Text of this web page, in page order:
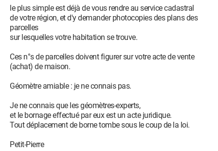
le plus simple est déjà de vous rendre au service cadastral
de votre région, et d'y demander photocopies des plans des
parcelles
sur lesquelles votre habitation se trouve.
Ces n°s de parcelles doivent figurer sur votre acte de vente
(achat) de maison.
Géomètre amiable : je ne connais pas.
Je ne connais que les géomètres-experts,
et le bornage effectué par eux est un acte juridique.
Tout déplacement de borne tombe sous le coup de la loi.
Petit-Pierre